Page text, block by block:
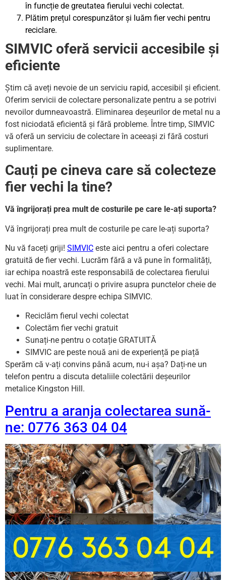
în funcție de greutatea fierului vechi colectat.
Plătim prețul corespunzător și luăm fier vechi pentru
reciclare.
SIMVIC oferă servicii accesibile și
eficiente
Știm că aveți nevoie de un serviciu rapid, accesibil și eficient.
Oferim servicii de colectare personalizate pentru a se potrivi
nevoilor dumneavoastră. Eliminarea deșeurilor de metal nu a
fost niciodată eficientă și fără probleme. Între timp, SIMVIC
vă oferă un serviciu de colectare în aceeași zi fără costuri
suplimentare.
Cauți pe cineva care să colecteze
fier vechi la tine?
Vă îngrijorați prea mult de costurile pe care le-ați suporta?
Vă îngrijorați prea mult de costurile pe care le-ați suporta?
Nu vă faceți griji! SIMVIC este aici pentru a oferi colectare
gratuită de fier vechi. Lucrăm fără a vă pune în formalități,
iar echipa noastră este responsabilă de colectarea fierului
vechi. Mai mult, aruncați o privire asupra punctelor cheie de
luat în considerare despre echipa SIMVIC.
Reciclăm fierul vechi colectat
Colectăm fier vechi gratuit
Sunați-ne pentru o cotație GRATUITĂ
SIMVIC are peste nouă ani de experiență pe piață
Sperăm că v-ați convins până acum, nu-i așa? Dați-ne un
telefon pentru a discuta detaliile colectării deșeurilor
metalice Kingston Hill.
Pentru a aranja colectarea sună-
ne: 0776 363 04 04